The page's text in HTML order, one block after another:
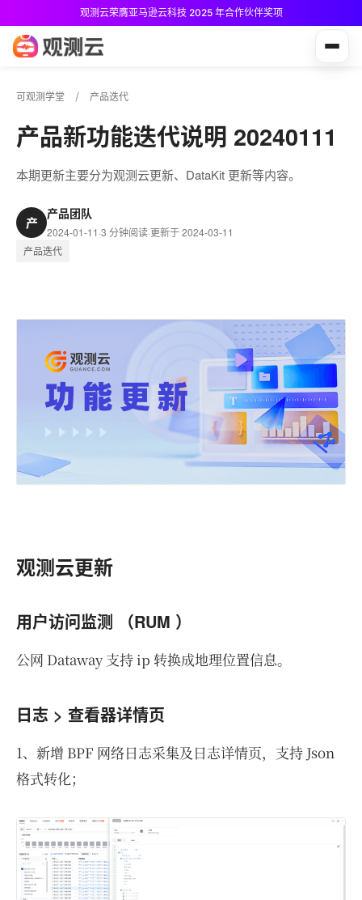
观测云荣膺亚马逊云科技 2025 年合作伙伴奖项
可观测学堂 产品迭代
产品新功能迭代说明 20240111
本期更新主要分为观测云更新、DataKit 更新等内容。
产
产品团队
2024-01-11 ·3 分钟阅读·更新于 2024-03-11
产品迭代
观测云更新
用户访问监测 （RUM ）
公网 Dataway 支持 ip 转换成地理位置信息。
日志 > 查看器详情页
1、新增 BPF 网络日志采集及日志详情页，支持 Json
格式转化；